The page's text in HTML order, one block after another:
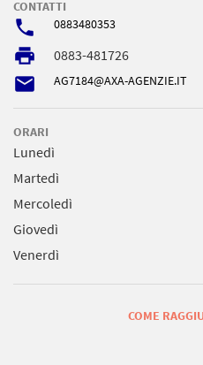
CONTATTI
phone 0883480353
local_printshop 0883-481726
email AG7184@AXA-AGENZIE.IT
ORARI
Lunedì
Martedì
Mercoledì
Giovedì
Venerdì
COME